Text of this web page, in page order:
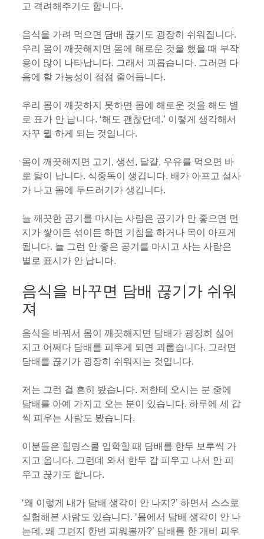
고 격려해주기도 합니다.
음식을 가려 먹으면 담배 끊기도 굉장히 쉬워집니다.
우리 몸이 깨끗해지면 몸에 해로운 것을 했을 때 부작
용이 많이 나타납니다. 그래서 괴롭습니다. 그러면 다
음에 할 가능성이 점점 줄어듭니다.
우리 몸이 깨끗하지 못하면 몸에 해로운 것을 해도 별
로 표가 안 납니다. ‘해도 괜찮던데.’ 이렇게 생각해서
자꾸 뭘 하게 되는 것입니다.
몸이 깨끗해지면 고기, 생선, 달걀, 우유를 먹으면 바
로 탈이 납니다. 식중독이 생깁니다. 배가 아프고 설사
가 나고 몸에 두드러기가 생깁니다.
늘 깨끗한 공기를 마시는 사람은 공기가 안 좋으면 먼
지가 쌓이든 섞이든 하면 기침을 하거나 목이 아프게
됩니다. 늘 그런 안 좋은 공기를 마시고 사는 사람은
별로 표시가 안 납니다.
음식을 바꾸면 담배 끊기가 쉬워
져
음식을 바꿔서 몸이 깨끗해지면 담배가 굉장히 싫어
지고 어쩌다 담배를 피우게 되면 괴롭습니다. 그러면
담배를 끊기가 굉장히 쉬워지는 것입니다.
저는 그런 걸 흔히 봤습니다. 저한테 오시는 분 중에
담배를 아예 가지고 오는 분이 있습니다. 하루에 세 갑
씩 피우는 사람도 봤습니다.
이분들은 힐링스쿨 입학할 때 담배를 한두 보루씩 가
지고 옵니다. 그런데 와서 한두 갑 피우고 나서 안 피
우고 끊기도 합니다.
‘왜 이렇게 내가 담배 생각이 안 나지?’ 하면서 스스로
실험해본 사람도 있습니다. ‘몸에서 담배 생각이 안 나
는데, 왜 그런지 한번 피워볼까?’ 담배를 한 개비 피우